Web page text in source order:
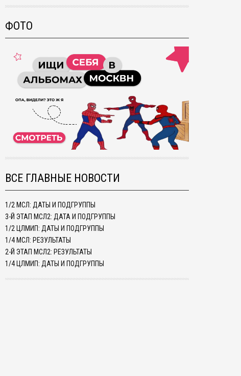
ФОТО
ВСЕ ГЛАВНЫЕ НОВОСТИ
1/2 МСЛ: ДАТЫ И ПОДГРУППЫ
3-Й ЭТАП МСЛ2: ДАТА И ПОДГРУППЫ
1/2 ЦЛМИП: ДАТЫ И ПОДГРУППЫ
1/4 МСЛ: РЕЗУЛЬТАТЫ
2-Й ЭТАП МСЛ2: РЕЗУЛЬТАТЫ
1/4 ЦЛМИП: ДАТЫ И ПОДГРУППЫ